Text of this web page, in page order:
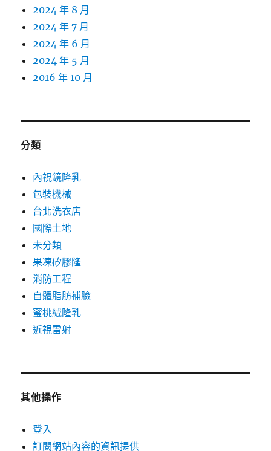
2024 年 8 月
2024 年 7 月
2024 年 6 月
2024 年 5 月
2016 年 10 月
分類
內視鏡隆乳
包裝機械
台北洗衣店
國際土地
未分類
果凍矽膠隆
消防工程
自體脂肪補臉
蜜桃絨隆乳
近視雷射
其他操作
登入
訂閱網站內容的資訊提供